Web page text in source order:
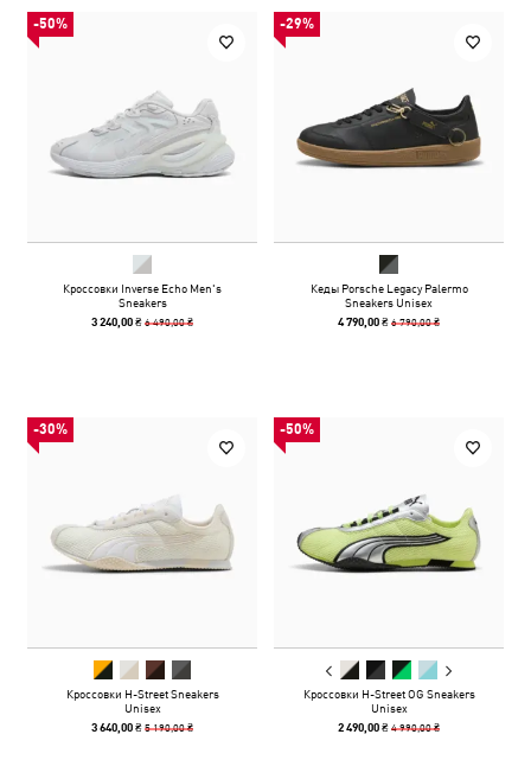
-50%
Кроссовки Inverse Echo Men's
Sneakers
3 240,00 ₴6 490,00 ₴
-29%
Кеды Porsche Legacy Palermo
Sneakers Unisex
4 790,00 ₴6 790,00 ₴
-30%
Кроссовки H-Street Sneakers
Unisex
3 640,00 ₴5 190,00 ₴
-50%
Кроссовки H-Street OG Sneakers
Unisex
2 490,00 ₴4 990,00 ₴